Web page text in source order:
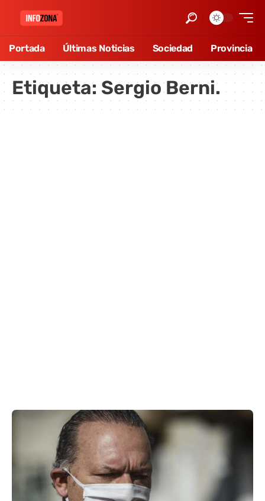
Portada Últimas Noticias Sociedad Provincia
Etiqueta: Sergio Berni.